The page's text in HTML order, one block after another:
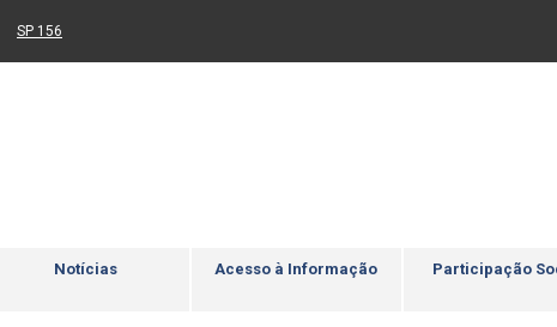
Ir para rodapé
(Link para um novo sítio)
SP 156
Notícias Acesso à Informação Participação